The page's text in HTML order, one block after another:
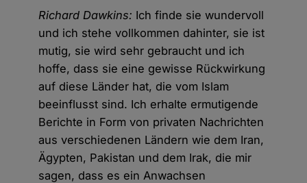
Richard Dawkins: Ich finde sie wundervoll
und ich stehe vollkommen dahinter, sie ist
mutig, sie wird sehr gebraucht und ich
hoffe, dass sie eine gewisse Rückwirkung
auf diese Länder hat, die vom Islam
beeinflusst sind. Ich erhalte ermutigende
Berichte in Form von privaten Nachrichten
aus verschiedenen Ländern wie dem Iran,
Ägypten, Pakistan und dem Irak, die mir
sagen, dass es ein Anwachsen